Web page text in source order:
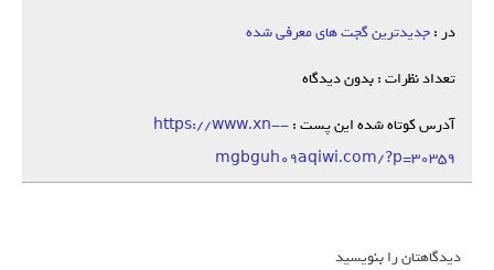
در :جدیدترین گجت های معرفی شده
تعداد نظرات : بدون دیدگاه
آدرس کوتاه شده این پست :https://www.xn--
mgbguh09aqiwi.com/?p=30359
دیدگاهتان را بنویسید